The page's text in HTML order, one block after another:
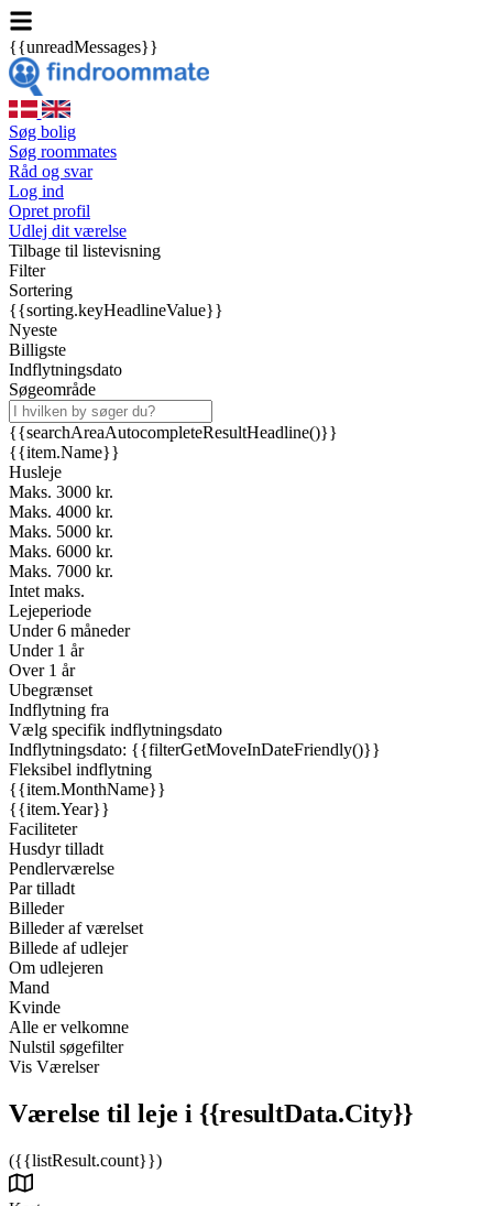
{{unreadMessages}}
Søg bolig
Søg roommates
Råd og svar
Log ind
Opret profil
Udlej dit værelse
Tilbage til listevisning
Filter
Sortering
{{sorting.keyHeadlineValue}}
Nyeste
Billigste
Indflytningsdato
Søgeområde
{{searchAreaAutocompleteResultHeadline()}}
{{item.Name}}
Husleje
Maks. 3000 kr.
Maks. 4000 kr.
Maks. 5000 kr.
Maks. 6000 kr.
Maks. 7000 kr.
Intet maks.
Lejeperiode
Under 6 måneder
Under 1 år
Over 1 år
Ubegrænset
Indflytning fra
Vælg specifik indflytningsdato
Indflytningsdato: {{filterGetMoveInDateFriendly()}}
Fleksibel indflytning
{{item.MonthName}}
{{item.Year}}
Faciliteter
Husdyr tilladt
Pendlerværelse
Par tilladt
Billeder
Billeder af værelset
Billede af udlejer
Om udlejeren
Mand
Kvinde
Alle er velkomne
Nulstil søgefilter
Vis Værelser
Værelse til leje i {{resultData.City}}
({{listResult.count}})